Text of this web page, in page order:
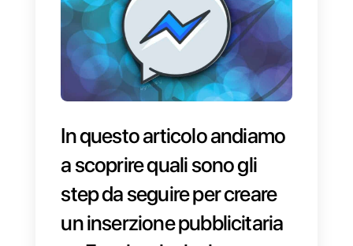
In questo articolo andiamo